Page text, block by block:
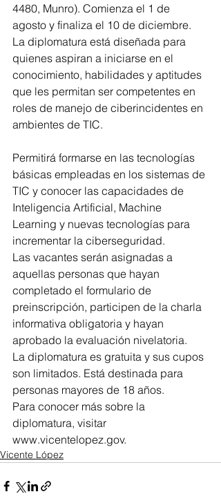
4480, Munro). Comienza el 1 de
agosto y finaliza el 10 de diciembre.
La diplomatura está diseñada para
quienes aspiran a iniciarse en el
conocimiento, habilidades y aptitudes
que les permitan ser competentes en
roles de manejo de ciberincidentes en
ambientes de TIC.
Permitirá formarse en las tecnologías
básicas empleadas en los sistemas de
TIC y conocer las capacidades de
Inteligencia Artificial, Machine
Learning y nuevas tecnologías para
incrementar la ciberseguridad.
Las vacantes serán asignadas a
aquellas personas que hayan
completado el formulario de
preinscripción, participen de la charla
informativa obligatoria y hayan
aprobado la evaluación nivelatoria.
La diplomatura es gratuita y sus cupos
son limitados. Está destinada para
personas mayores de 18 años.
Para conocer más sobre la
diplomatura, visitar
www.vicentelopez.gov.
Vicente López